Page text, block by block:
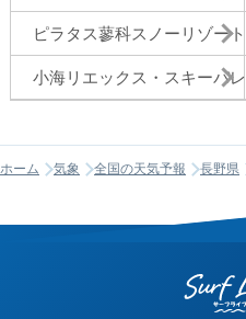
ピラタス蓼科スノーリゾート
小海リエックス・スキーバ
ホーム 気象 全国の天気予報 長野県